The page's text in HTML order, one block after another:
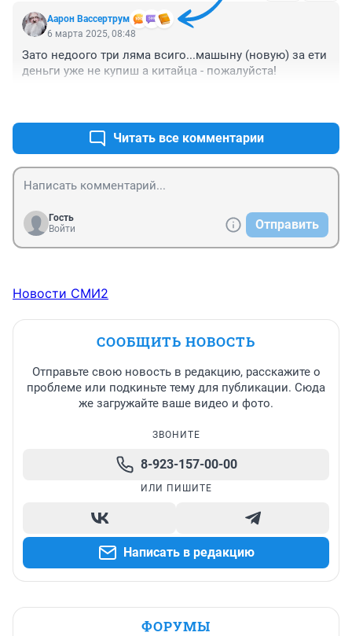
Аарон Вассертрум
6 марта 2025, 08:48
Зато недоого три ляма всиго...машыну (новую) за ети
деньги уже не купиш а китайца - пожалуйста!
Читать все комментарии
Гость
Войти
Отправить
Новости СМИ2
СООБЩИТЬ НОВОСТЬ
Отправьте свою новость в редакцию, расскажите о
проблеме или подкиньте тему для публикации. Сюда
же загружайте ваше видео и фото.
ЗВОНИТЕ
8-923-157-00-00
ИЛИ ПИШИТЕ
Написать в редакцию
ФОРУМЫ